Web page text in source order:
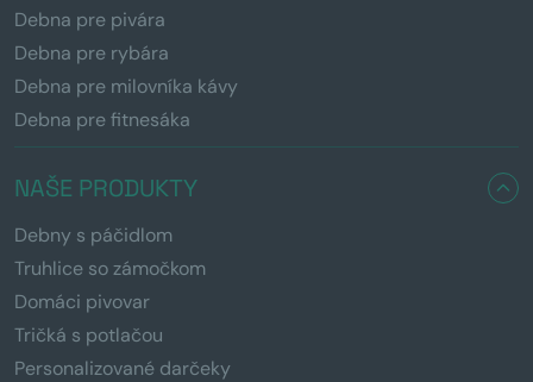
Debna pre pivára
Debna pre rybára
Debna pre milovníka kávy
Debna pre fitnesáka
NAŠE PRODUKTY
Debny s páčidlom
Truhlice so zámočkom
Domáci pivovar
Tričká s potlačou
Personalizované darčeky